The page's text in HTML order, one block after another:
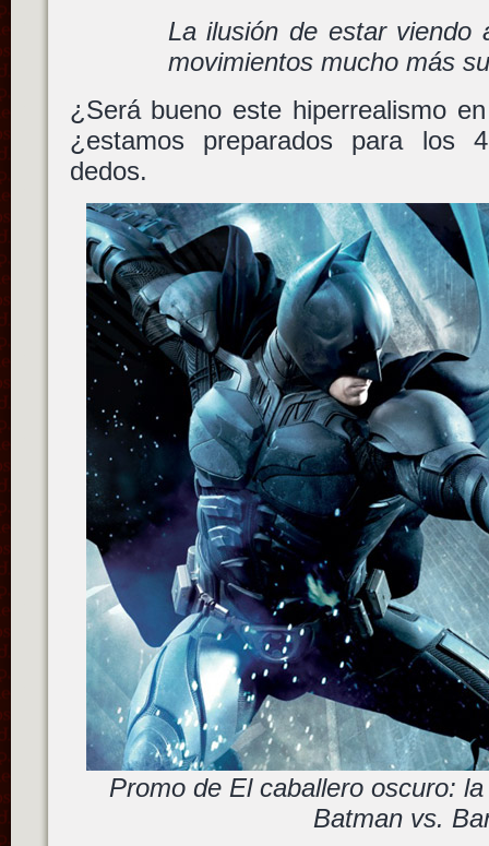
La ilusión de estar viendo
movimientos mucho más
¿Será bueno este hiperrealismo
¿estamos preparados para los
dedos.
Promo de El caballero oscuro:
Batman vs.